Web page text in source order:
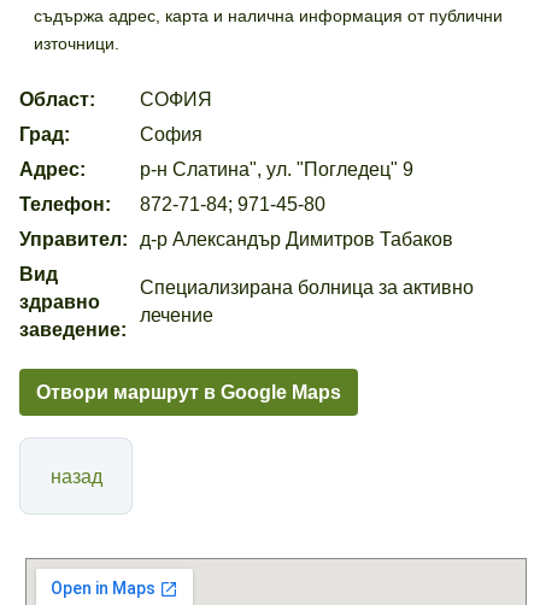
съдържа адрес, карта и налична информация от публични
източници.
Област:
СОФИЯ
Град:
София
Адрес:
р-н Слатина", ул. "Погледец" 9
Телефон:
872-71-84; 971-45-80
Управител:
д-р Александър Димитров Табаков
Вид
здравно
заведение:
Специализирана болница за активно
лечение
Отвори маршрут в Google Maps
назад